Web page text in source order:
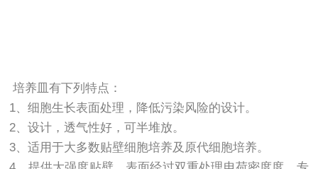
培养皿有下列特点：
1、细胞生长表面处理，降低污染风险的设计。
2、设计，透气性好，可半堆放。
3、适用于大多数贴壁细胞培养及原代细胞培养。